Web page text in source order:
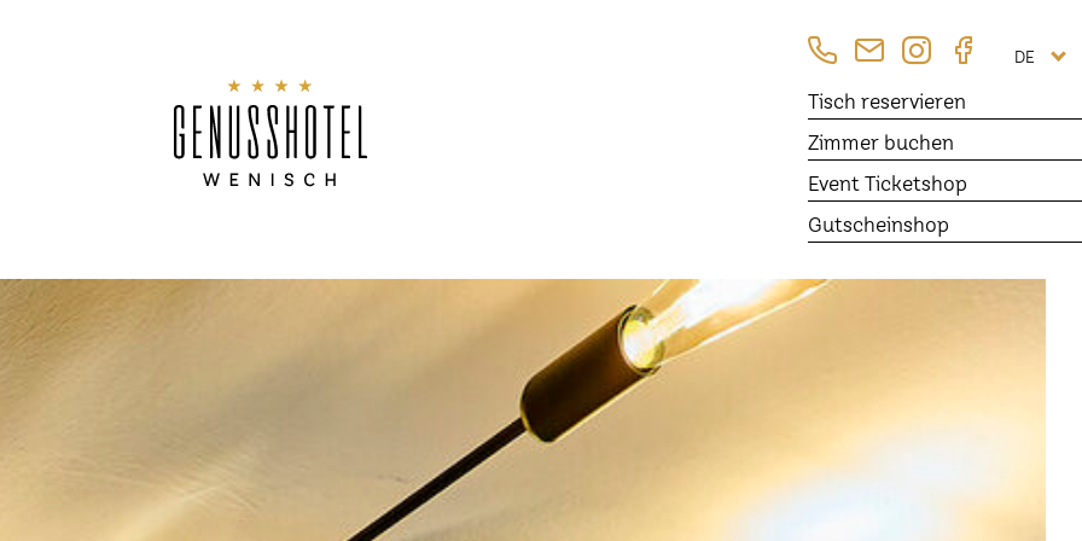
DE
Tisch reservieren
Zimmer buchen
Event Ticketshop
Gutscheinshop